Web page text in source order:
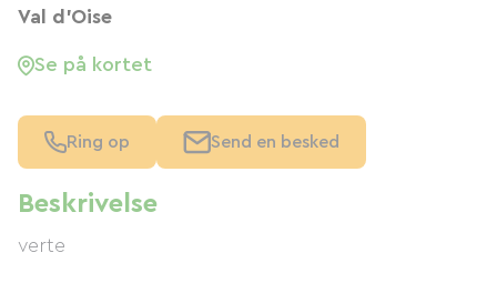
Beskrivelse
verte
Val d'Oise
Se på kortet
Ring op Send en besked